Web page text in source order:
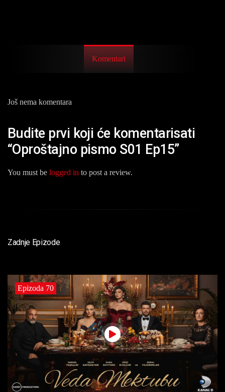
Komentari
Još nema komentara
Budite prvi koji će komentarisati
“Oproštajno pismo S01 Ep15”
You must be logged in to post a review.
Zadnje Epizode
Epizoda 70